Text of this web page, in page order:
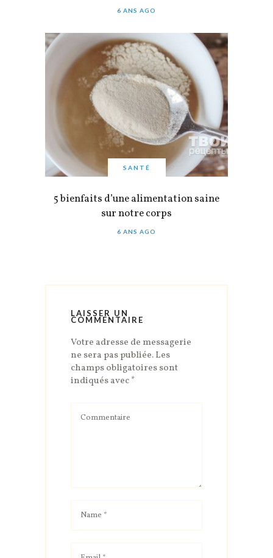
6 ANS AGO
SANTÉ
5 bienfaits d’une alimentation saine
sur notre corps
6 ANS AGO
LAISSER UN
COMMENTAIRE
Votre adresse de messagerie
ne sera pas publiée.Les
champs obligatoires sont
indiqués avec*